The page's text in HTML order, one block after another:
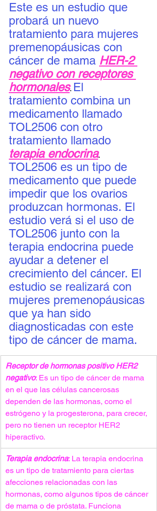
Este es un estudio que
probará un nuevo
tratamiento para mujeres
premenopáusicas con
cáncer de mama HER-2
negativo con receptores
hormonales. El
tratamiento combina un
medicamento llamado
TOL2506 con otro
tratamiento llamado
terapia endocrina.
TOL2506 es un tipo de
medicamento que puede
impedir que los ovarios
produzcan hormonas. El
estudio verá si el uso de
TOL2506 junto con la
terapia endocrina puede
ayudar a detener el
crecimiento del cáncer. El
estudio se realizará con
mujeres premenopáusicas
que ya han sido
diagnosticadas con este
tipo de cáncer de mama.
Receptor de hormonas positivo HER2
negativo: Es un tipo de cáncer de mama
en el que las células cancerosas
dependen de las hormonas, como el
estrógeno y la progesterona, para crecer,
pero no tienen un receptor HER2
hiperactivo.
Terapia endocrina: La terapia endocrina
es un tipo de tratamiento para ciertas
afecciones relacionadas con las
hormonas, como algunos tipos de cáncer
de mama o de próstata. Funciona